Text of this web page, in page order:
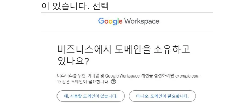
이 있습니다. 선택